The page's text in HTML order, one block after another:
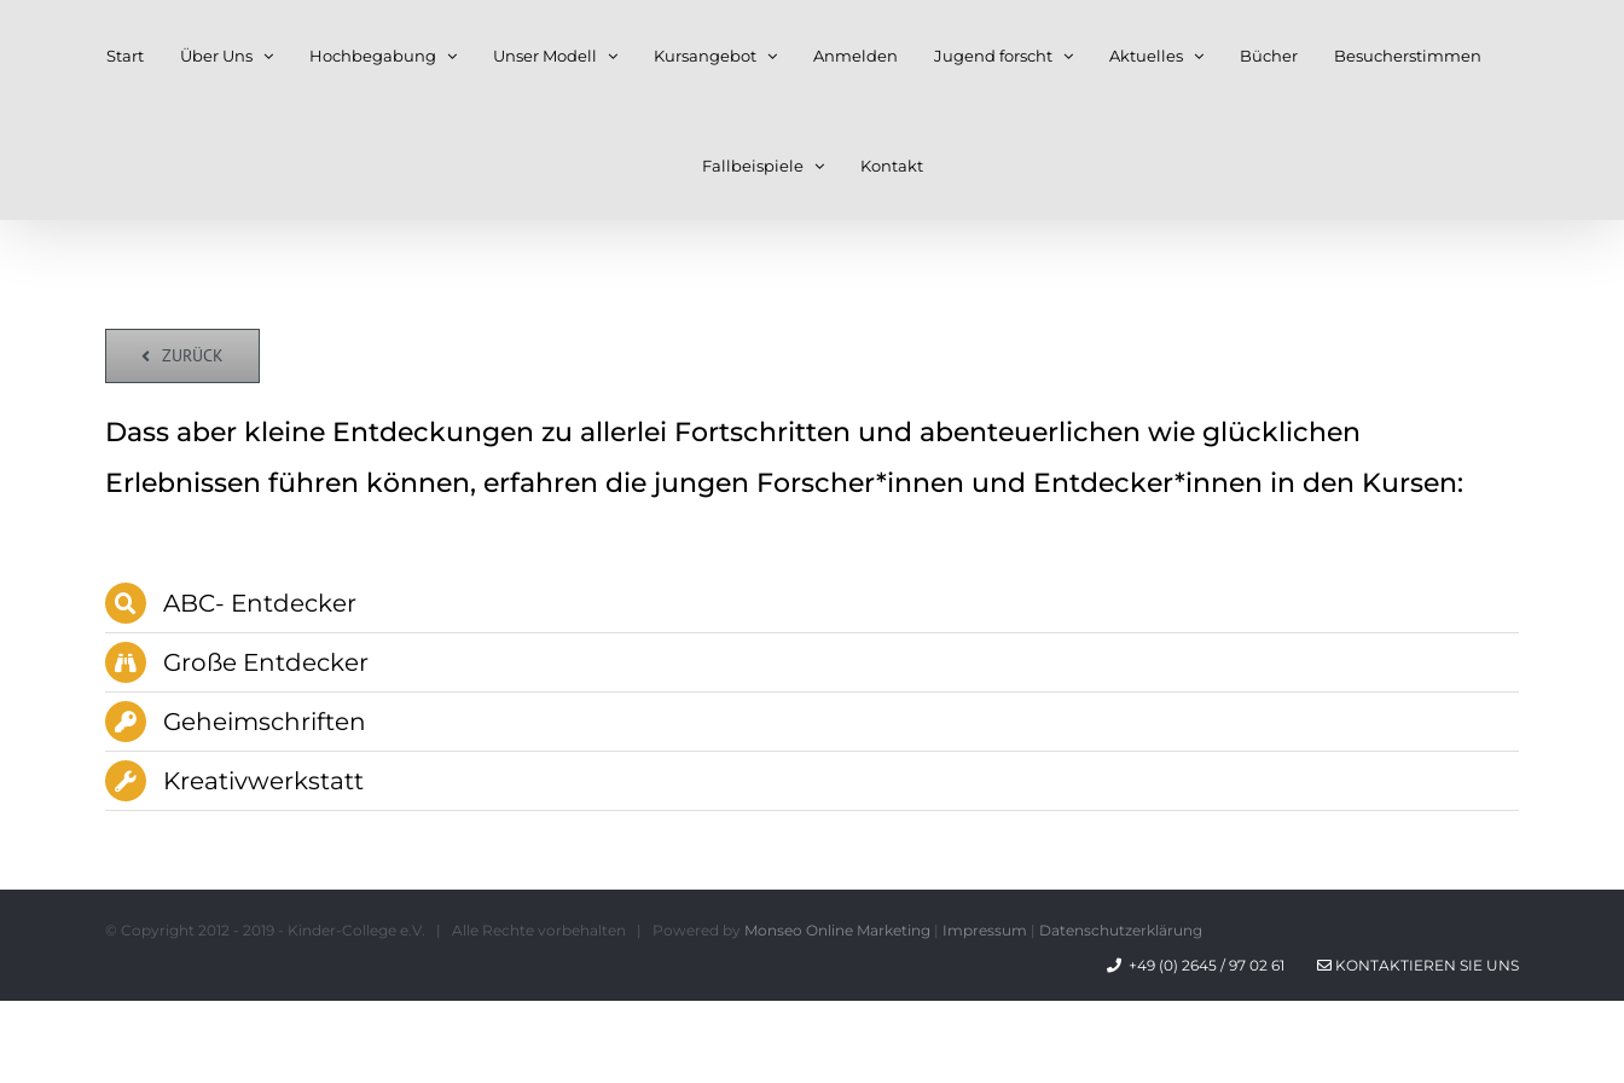
Start Über Uns Hochbegabung Unser Modell Kursangebot Anmelden Jugend forscht Aktuelles Bücher Besucherstimmen
Fallbeispiele Kontakt
ZURÜCK
Dass aber kleine Entdeckungen zu allerlei Fortschritten und abenteuerlichen wie glücklichen
Erlebnissen führen können, erfahren die jungen Forscher*innen und Entdecker*innen in den Kursen:
ABC- Entdecker
Große Entdecker
Geheimschriften
Kreativwerkstatt
© Copyright 2012 - 2019 - Kinder-College e.V. | Alle Rechte vorbehalten | Powered by Monseo Online Marketing | Impressum | Datenschutzerklärung
+49 (0) 2645 / 97 02 61
KONTAKTIEREN SIE UNS